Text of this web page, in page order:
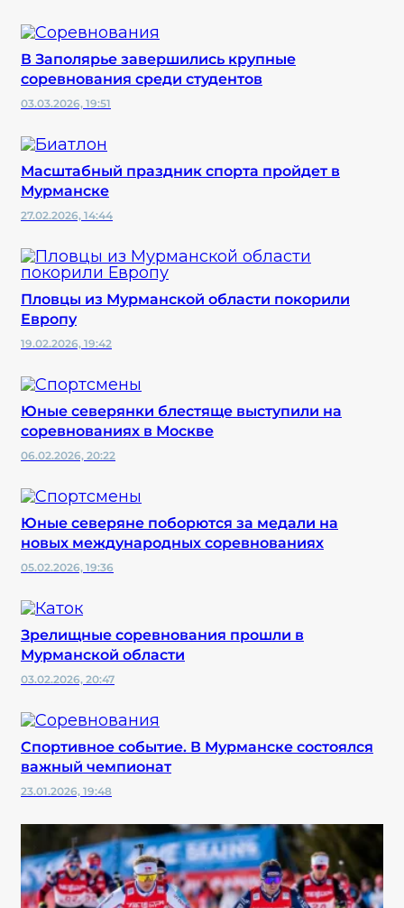
В Заполярье завершились крупные
соревнования среди студентов
03.03.2026, 19:51
Масштабный праздник спорта пройдет в
Мурманске
27.02.2026, 14:44
Пловцы из Мурманской области покорили
Европу
19.02.2026, 19:42
Юные северянки блестяще выступили на
соревнованиях в Москве
06.02.2026, 20:22
Юные северяне поборются за медали на
новых международных соревнованиях
05.02.2026, 19:36
Зрелищные соревнования прошли в
Мурманской области
03.02.2026, 20:47
Спортивное событие. В Мурманске состоялся
важный чемпионат
23.01.2026, 19:48